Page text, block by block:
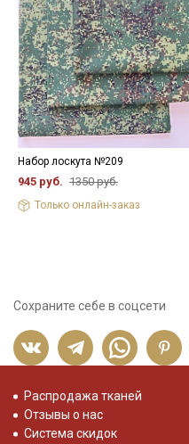
Набор лоскута №209
945 руб. 1350 руб.
Только онлайн-заказ
Сохраните себе в соцсети
Распродажа тканей
Отзывы о нас
Система скидок